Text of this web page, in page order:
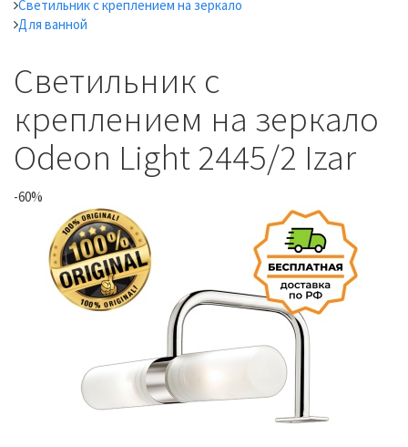
Светильник с креплением на зеркало
Для ванной
Светильник с
креплением на зеркало
Odeon Light 2445/2 Izar
-60%